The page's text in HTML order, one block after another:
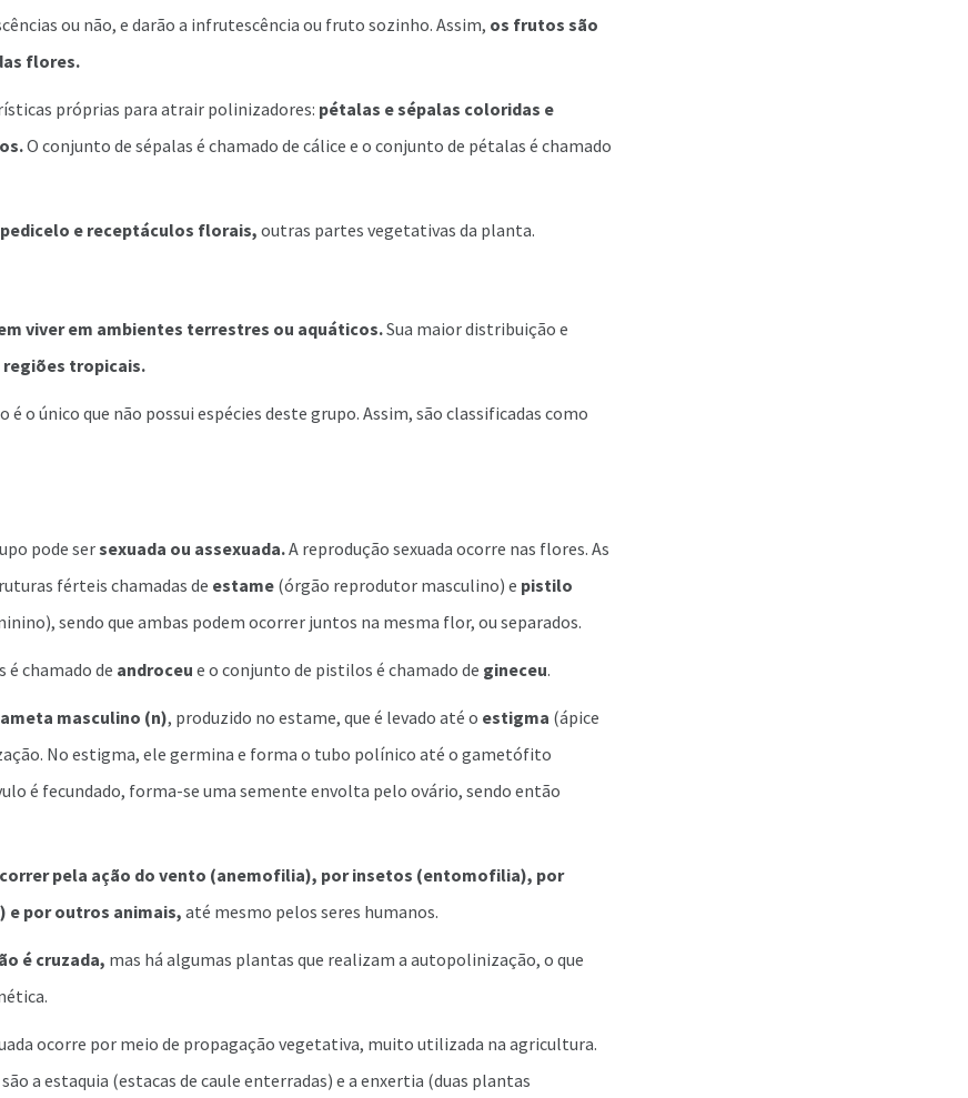
ou não, e darão a infrutescência ou fruto sozinho. Assim, os frutos são
flores.
próprias para atrair polinizadores: pétalas e sépalas coloridas e
O conjunto de sépalas é chamado de cálice e o conjunto de pétalas é chamado
e receptáculos florais,outras partes vegetativas da planta.
viver em ambientes terrestres ou aquáticos.Sua maior distribuição e
regiões tropicais.
o único que não possui espécies deste grupo. Assim, são classificadas como
pode sersexuada ou assexuada.A reprodução sexuada ocorre nas flores. As
férteis chamadas de estame (órgão reprodutor masculino) e pistilo
sendo que ambas podem ocorrer juntos na mesma flor, ou separados.
é chamado de androceu e o conjunto de pistilos é chamado de gineceu.
masculino (n), produzido no estame, que é levado até o estigma (ápice
No estigma, ele germina e forma o tubo polínico até o gametófito
é fecundado, forma-se uma semente envolta pelo ovário, sendo então
pela ação do vento (anemofilia), por insetos (entomofilia), por
por outros animais, até mesmo pelos seres humanos.
é cruzada, mas há algumas plantas que realizam a autopolinização, o que
ocorre por meio de propagação vegetativa, muito utilizada na agricultura.
a estaquia (estacas de caule enterradas) e a enxertia (duas plantas